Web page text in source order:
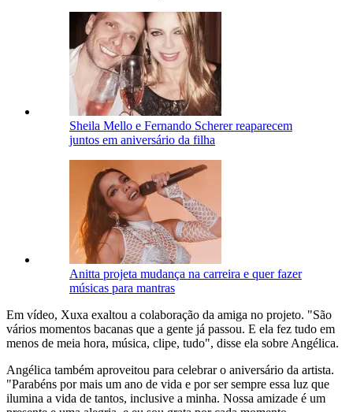
Sheila Mello e Fernando Scherer reaparecem
juntos em aniversário da filha
Anitta projeta mudança na carreira e quer fazer
músicas para mantras
Em vídeo, Xuxa exaltou a colaboração da amiga no projeto. "São
vários momentos bacanas que a gente já passou. E ela fez tudo em
menos de meia hora, música, clipe, tudo", disse ela sobre Angélica.
Angélica também aproveitou para celebrar o aniversário da artista.
"Parabéns por mais um ano de vida e por ser sempre essa luz que
ilumina a vida de tantos, inclusive a minha. Nossa amizade é um